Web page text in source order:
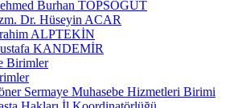
Burhan TOPSÖĞÜT
Dr. Hüseyin ACAR
ALPTEKİN
KANDEMİR
Birimler
Sermaye Muhasebe Hizmetleri Birimi